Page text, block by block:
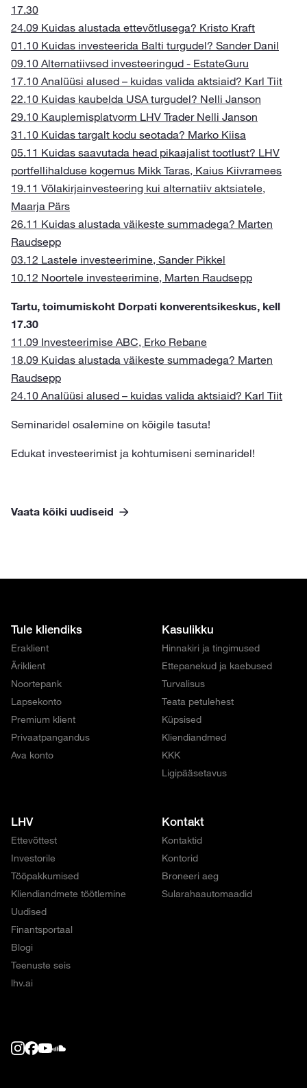
17.30
24.09 Kuidas alustada ettevõtlusega? Kristo Kraft
01.10 Kuidas investeerida Balti turgudel? Sander Danil
09.10 Alternatiivsed investeeringud - EstateGuru
17.10 Analüüsi alused – kuidas valida aktsiaid? Karl Tiit
22.10 Kuidas kaubelda USA turgudel? Nelli Janson
29.10 Kauplemisplatvorm LHV Trader Nelli Janson
31.10 Kuidas targalt kodu seotada? Marko Kiisa
05.11 Kuidas saavutada head pikaajalist tootlust? LHV
portfellihalduse kogemus Mikk Taras, Kaius Kiivramees
19.11 Võlakirjainvesteering kui alternatiiv aktsiatele,
Maarja Pärs
26.11 Kuidas alustada väikeste summadega? Marten
Raudsepp
03.12 Lastele investeerimine, Sander Pikkel
10.12 Noortele investeerimine, Marten Raudsepp
Tartu, toimumiskoht Dorpati konverentsikeskus, kell
17.30
11.09 Investeerimise ABC, Erko Rebane
18.09 Kuidas alustada väikeste summadega? Marten
Raudsepp
24.10 Analüüsi alused – kuidas valida aktsiaid? Karl Tiit
Seminaridel osalemine on kõigile tasuta!
Edukat investeerimist ja kohtumiseni seminaridel!
Vaata kõiki uudiseid
Tule kliendiks
Eraklient
Äriklient
Noortepank
Lapsekonto
Premium klient
Privaatpangandus
Ava konto
Kasulikku
Hinnakiri ja tingimused
Ettepanekud ja kaebused
Turvalisus
Teata petulehest
Küpsised
Kliendiandmed
KKK
Ligipääsetavus
LHV
Ettevõttest
Investorile
Tööpakkumised
Kliendiandmete töötlemine
Uudised
Finantsportaal
Blogi
Teenuste seis
lhv.ai
Kontakt
Kontaktid
Kontorid
Broneeri aeg
Sularahaautomaadid